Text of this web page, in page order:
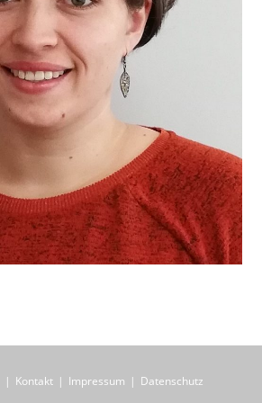
Kontakt Impressum Datenschutz